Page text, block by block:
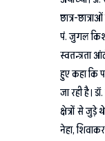
छात्र-
पं. जुगल
स्वतन्त्रता
हुए कहा कि
जा रही है।
क्षेत्रों से जुड़े
नेहा,